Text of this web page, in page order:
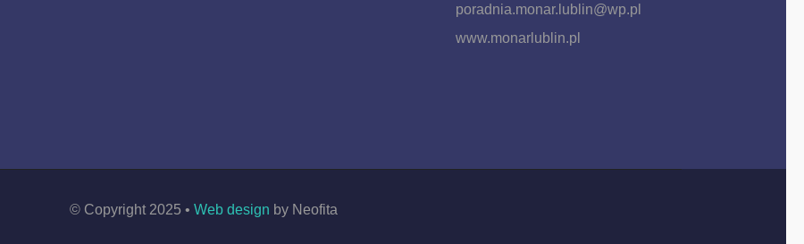
poradnia.monar.lublin@wp.pl
www.monarlublin.pl
© Copyright 2025 • Web design by Neofita